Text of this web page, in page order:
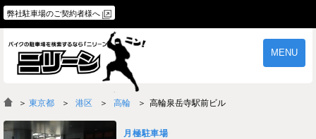
弊社駐車場のご契約者様へ
MENU
物件一覧 ご契約の流れ
よくあるご質問
＞ 東京都 港区 高輪 高輪泉岳寺駅前ビル
月極駐車場